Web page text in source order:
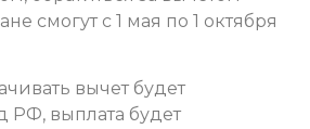
смогут с 1 мая по 1 октября
вычет будет
выплата будет